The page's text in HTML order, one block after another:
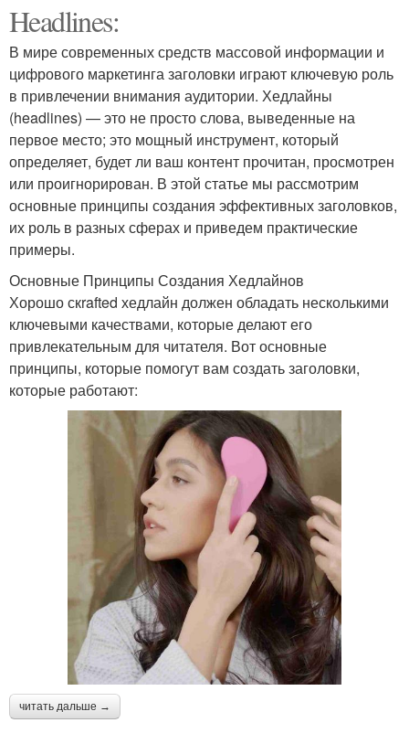
Headlines:
В мире современных средств массовой информации и
цифрового маркетинга заголовки играют ключевую роль
в привлечении внимания аудитории. Хедлайны
(headlines) — это не просто слова, выведенные на
первое место; это мощный инструмент, который
определяет, будет ли ваш контент прочитан, просмотрен
или проигнорирован. В этой статье мы рассмотрим
основные принципы создания эффективных заголовков,
их роль в разных сферах и приведем практические
примеры.
Основные Принципы Создания Хедлайнов
Хорошо скrafted хедлайн должен обладать несколькими
ключевыми качествами, которые делают его
привлекательным для читателя. Вот основные
принципы, которые помогут вам создать заголовки,
которые работают:
читать дальше →